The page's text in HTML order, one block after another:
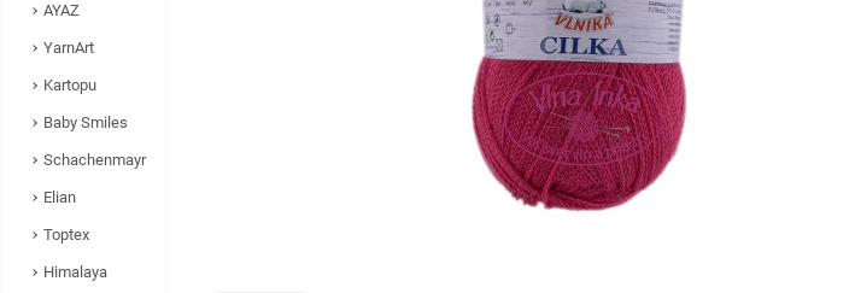
AYAZ
YarnArt
Kartopu
Baby Smiles
Schachenmayr
Elian
Toptex
Himalaya